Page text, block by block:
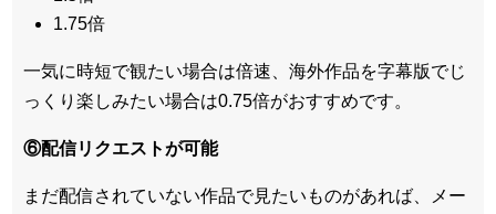
1.75倍
一気に時短で観たい場合は倍速、海外作品を字幕版でじ
っくり楽しみたい場合は0.75倍がおすすめです。
⑥配信リクエストが可能
まだ配信されていない作品で見たいものがあれば、
メー